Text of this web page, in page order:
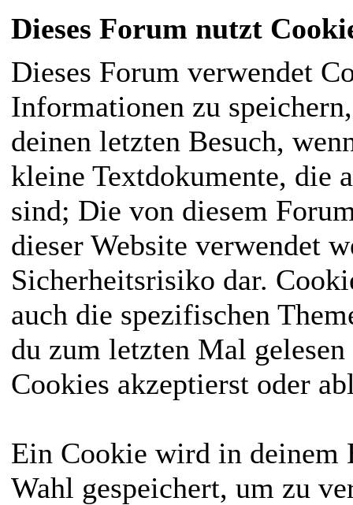
Dieses Forum nutzt
Dieses Forum verwendet
Informationen zu
deinen letzten Besuch,
kleine Textdokumente, die
sind; Die von diesem
dieser Website verwendet
Sicherheitsrisiko dar.
auch die spezifischen
du zum letzten Mal
Cookies akzeptierst oder
Ein Cookie wird in deinem
Wahl gespeichert, um zu